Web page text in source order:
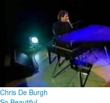
Chris De Burgh